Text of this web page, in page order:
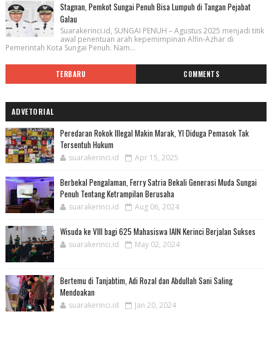
Stagnan, Pemkot Sungai Penuh Bisa Lumpuh di Tangan Pejabat
Galau
Suarakerinci.id, SUNGAI PENUH – Agustus 2025 menjadi titik
awal penentuan arah kepemimpinan Alfin-Azhar di
Pemerintah Kota Sungai Penuh. Nam...
TERBARU COMMENTS
ADVETORIAL
Peredaran Rokok Illegal Makin Marak, YI Diduga Pemasok Tak
Tersentuh Hukum
suarakerinci.id Apr 15, 2025
Berbekal Pengalaman, Ferry Satria Bekali Generasi Muda Sungai
Penuh Tentang Ketrampilan Berusaha
suarakerinci.id Aug 06, 2024
Wisuda ke VIII bagi 625 Mahasiswa IAIN Kerinci Berjalan Sukses
suarakerinci.id May 02, 2024
Bertemu di Tanjabtim, Adi Rozal dan Abdullah Sani Saling
Mendoakan
suarakerinci.id Jan 20, 2024